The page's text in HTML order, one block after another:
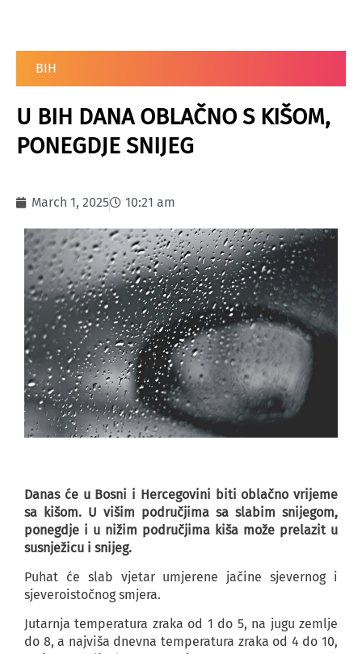
BIH
U BIH DANA OBLAČNO S KIŠOM,
PONEGDJE SNIJEG
March 1, 2025 10:21 am
Danas će u Bosni i Hercegovini biti oblačno vrijeme
sa kišom. U višim područjima sa slabim snijegom,
ponegdje i u nižim područjima kiša može prelazit u
susnježicu i snijeg.
Puhat će slab vjetar umjerene jačine sjevernog i
sjeveroistočnog smjera.
Jutarnja temperatura zraka od 1 do 5, na jugu zemlje
do 8, a najviša dnevna temperatura zraka od 4 do 10,